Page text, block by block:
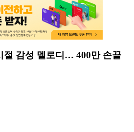
절 감성 멜로디… 400만 손끝